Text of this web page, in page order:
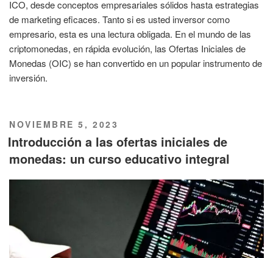
ICO, desde conceptos empresariales sólidos hasta estrategias
de marketing eficaces. Tanto si es usted inversor como
empresario, esta es una lectura obligada. En el mundo de las
criptomonedas, en rápida evolución, las Ofertas Iniciales de
Monedas (OIC) se han convertido en un popular instrumento de
inversión.
PUBLICADO
EL
NOVIEMBRE 5, 2023
Introducción a las ofertas iniciales de
monedas: un curso educativo integral